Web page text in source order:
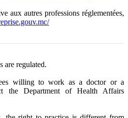
aux autres professions réglementées,
are regulated.
willing to work as a doctor or a
the Department of Health Affairs